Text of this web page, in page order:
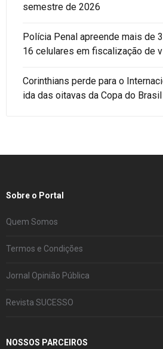
semestre de 2026
Polícia Penal apreende mais de
16 celulares em fiscalização de
Corinthians perde para o
ida das oitavas da Copa do Brasil
Sobre o Portal
Quem Somos
Termos e Condições
Jornal Opinião Pública
Revista SUCESSO
NOSSOS PARCEIROS